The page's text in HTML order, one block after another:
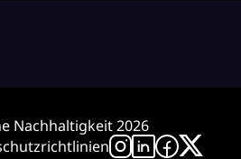
Nachhaltigkeit 2026